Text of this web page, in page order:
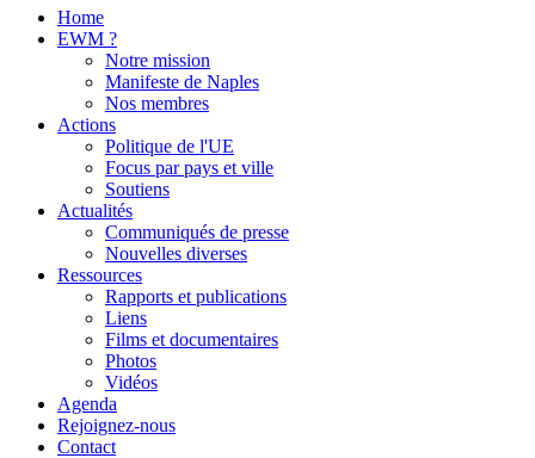
Home
EWM ?
Notre mission
Manifeste de Naples
Nos membres
Actions
Politique de l'UE
Focus par pays et ville
Soutiens
Actualités
Communiqués de presse
Nouvelles diverses
Ressources
Rapports et publications
Liens
Films et documentaires
Photos
Vidéos
Agenda
Rejoignez-nous
Contact